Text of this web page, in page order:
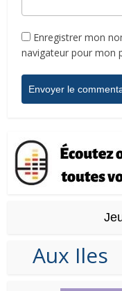
Enregistrer mon
navigateur pour mon
Aux Iles